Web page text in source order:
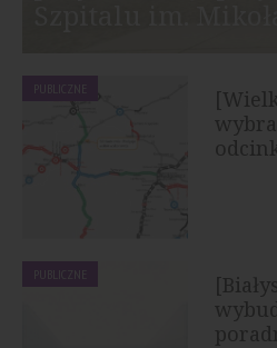
PUBLICZNE
PUBLICZNE